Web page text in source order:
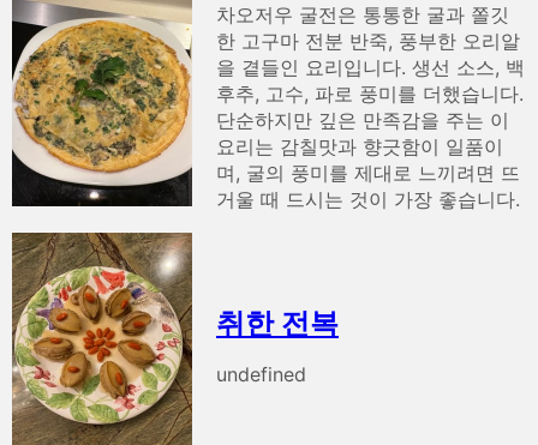
차오저우 굴전은 통통한 굴과 쫄깃
한 고구마 전분 반죽, 풍부한 오리알
을 곁들인 요리입니다. 생선 소스, 백
후추, 고수, 파로 풍미를 더했습니다.
단순하지만 깊은 만족감을 주는 이
요리는 감칠맛과 향긋함이 일품이
며, 굴의 풍미를 제대로 느끼려면 뜨
거울 때 드시는 것이 가장 좋습니다.
취한 전복
undefined